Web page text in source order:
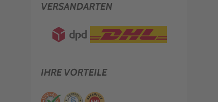
VERSANDARTEN
IHRE VORTEILE